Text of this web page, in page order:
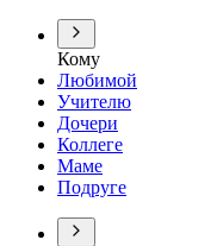
Кому
Любимой
Учителю
Дочери
Коллеге
Маме
Подруге